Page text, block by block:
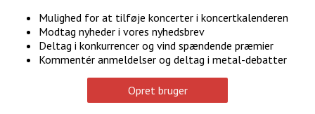
Mulighed for at tilføje koncerter i koncertkalenderen
Modtag nyheder i vores nyhedsbrev
Deltag i konkurrencer og vind spændende præmier
Kommentér anmeldelser og deltag i metal-debatter
Opret bruger